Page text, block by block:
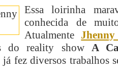
Essa loirinha
conhecida de
Atualmente
do reality show A
já fez diversos trabalhos